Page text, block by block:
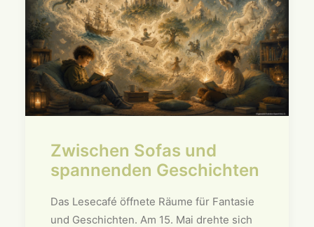
Zwischen Sofas und
spannenden Geschichten
Das Lesecafé öffnete Räume für Fantasie
und Geschichten. Am 15. Mai drehte sich